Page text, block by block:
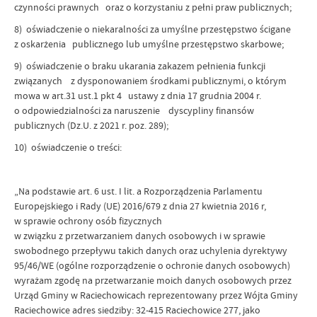
czynności prawnych oraz o korzystaniu z pełni praw publicznych;
8) oświadczenie o niekaralności za umyślne przestępstwo ścigane
z oskarżenia publicznego lub umyślne przestępstwo skarbowe;
9) oświadczenie o braku ukarania zakazem pełnienia funkcji
związanych z dysponowaniem środkami publicznymi, o którym
mowa w art.31 ust.1 pkt 4 ustawy z dnia 17 grudnia 2004 r.
o odpowiedzialności za naruszenie dyscypliny finansów
publicznych (Dz.U. z 2021 r. poz. 289);
10) oświadczenie o treści:
„Na podstawie art. 6 ust. I lit. a Rozporządzenia Parlamentu
Europejskiego i Rady (UE) 2016/679 z dnia 27 kwietnia 2016 r,
w sprawie ochrony osób fizycznych
w związku z przetwarzaniem danych osobowych i w sprawie
swobodnego przepływu takich danych oraz uchylenia dyrektywy
95/46/WE (ogólne rozporządzenie o ochronie danych osobowych)
wyrażam zgodę na przetwarzanie moich danych osobowych przez
Urząd Gminy w Raciechowicach reprezentowany przez Wójta Gminy
Raciechowice adres siedziby: 32-415 Raciechowice 277, jako